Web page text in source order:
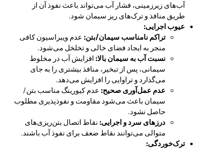
آب‌های زیرزمینی، فشار آب می‌تواند باعث نفوذ آن از
طریق منافذ و ترک‌های ریز سیمان شود.
عیوب اجرایی:
تراکم نامناسب سیمان/بتن: عدم ویبراسیون کافی
منجر به ایجاد فضای خالی و تخلخل می‌شود.
نسبت آب به سیمان بالا: افزایش آب در مخلوط
سیمانی، پس از تبخیر، منافذ بیشتری را به جای
می‌گذارد و تراوایی را افزایش می‌دهد.
عدم عمل‌آوری صحیح: عدم کیورینگ مناسب بتن/
سیمان باعث می‌شود مقاومت و نفوذپذیری مطلوب
حاصل نشود.
درزهای سرد و اجرایی: نقاط اتصال بتن‌ریزی‌های
متوالی می‌توانند نقاط ضعف برای نفوذ آب باشند.
ترک‌خوردگی: